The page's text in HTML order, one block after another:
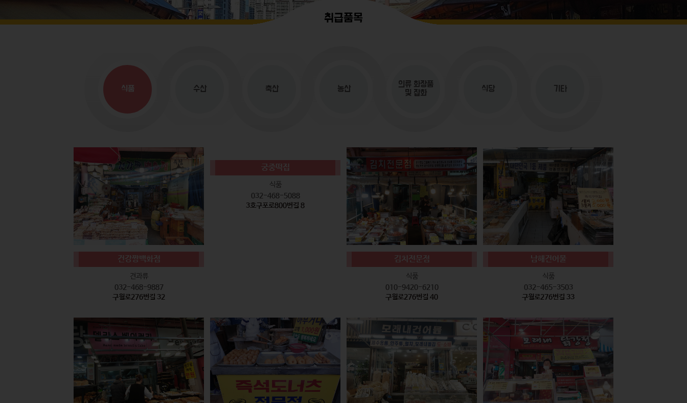
취급품목
식품 수산 축산 농산
의류 화장품
및 잡화
식당 기타
건강짱백화점
견과류
032-468-9887
구월로276번길 32
궁중떡집
식품
032-468-5088
3호구포로800번길 8
김치전문점
식품
010-9420-6210
구월로276번길 40
남해건어물
식품
032-465-3503
구월로276번길 33